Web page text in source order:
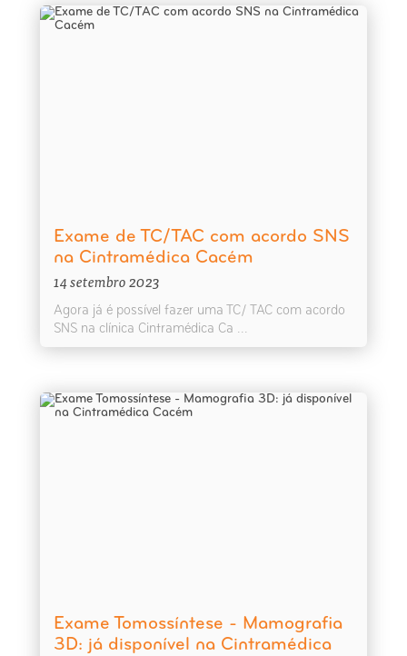
Exame de TC/TAC com acordo SNS
na Cintramédica Cacém
14 setembro 2023
Agora já é possível fazer uma TC/ TAC com acordo
SNS na clínica Cintramédica Ca ...
Exame Tomossíntese - Mamografia
3D: já disponível na Cintramédica